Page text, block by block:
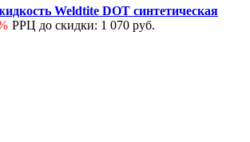
Weldtite DOT синтетическая
РРЦ до скидки: 1 070 руб.